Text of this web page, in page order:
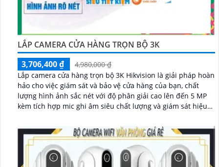
LẮP CAMERA CỬA HÀNG TRỌN BỘ 3K
3,706,400 ₫
4,980,000 ₫
Lắp camera cửa hàng trọn bộ 3K Hikvision là giải pháp hoàn
hảo cho việc giám sát và bảo vệ cửa hàng của bạn, chất
lượng hình ảnh sắc nét với độ phân giải cao lên đến 5 MP
kèm tích hợp mic ghi âm siêu chất lượng và giám sát hiệu